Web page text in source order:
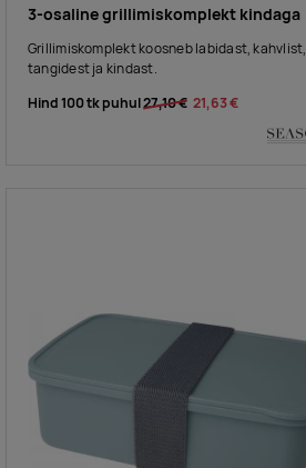
3-osaline grillimiskomplekt kindaga
Grillimiskomplekt koosneb labidast, kahvlist,
tangidest ja kindast.
Hind 100 tk puhul27,10 € 21,63 €